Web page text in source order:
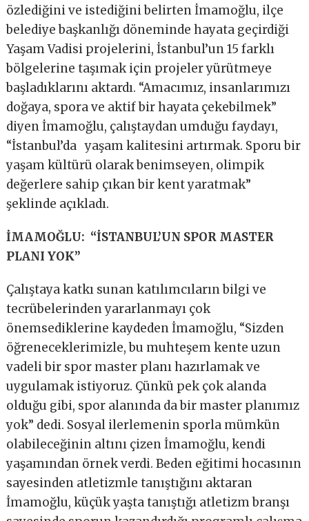
özlediğini ve istediğini belirten İmamoğlu, ilçe
belediye başkanlığı döneminde hayata geçirdiği
Yaşam Vadisi projelerini, İstanbul’un 15 farklı
bölgelerine taşımak için projeler yürütmeye
başladıklarını aktardı. “Amacımız, insanlarımızı
doğaya, spora ve aktif bir hayata çekebilmek”
diyen İmamoğlu, çalıştaydan umduğu faydayı,
“İstanbul’da yaşam kalitesini artırmak. Sporu bir
yaşam kültürü olarak benimseyen, olimpik
değerlere sahip çıkan bir kent yaratmak”
şeklinde açıkladı.
İMAMOĞLU: “İSTANBUL’UN SPOR MASTER
PLANI YOK”
Çalıştaya katkı sunan katılımcıların bilgi ve
tecrübelerinden yararlanmayı çok
önemsediklerine kaydeden İmamoğlu, “Sizden
öğreneceklerimizle, bu muhteşem kente uzun
vadeli bir spor master planı hazırlamak ve
uygulamak istiyoruz. Çünkü pek çok alanda
olduğu gibi, spor alanında da bir master planımız
yok” dedi. Sosyal ilerlemenin sporla mümkün
olabileceğinin altını çizen İmamoğlu, kendi
yaşamından örnek verdi. Beden eğitimi hocasının
sayesinden atletizmle tanıştığını aktaran
İmamoğlu, küçük yaşta tanıştığı atletizm branşı